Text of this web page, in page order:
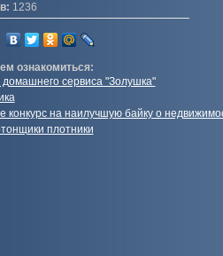
1236
ознакомиться:
домашнего сервиса "Золушка"
конкурс на наилучшую байку о
плотники